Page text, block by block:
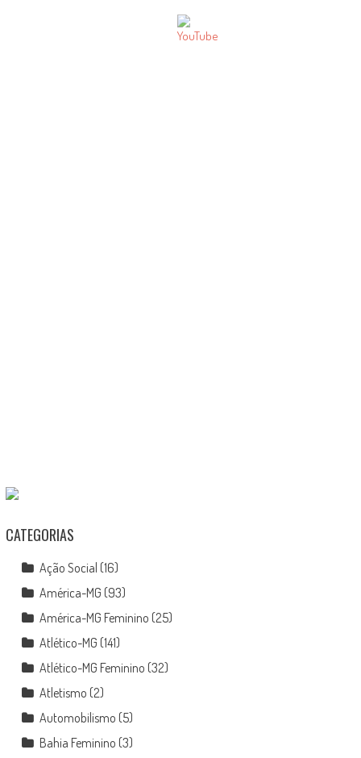
CATEGORIAS
Ação Social (16)
América-MG (93)
América-MG Feminino (25)
Atlético-MG (141)
Atlético-MG Feminino (32)
Atletismo (2)
Automobilismo (5)
Bahia Feminino (3)